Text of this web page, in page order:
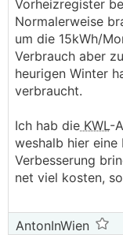
Vorheizregister
Normalerweise
um die 15kWh/
Verbrauch aber
heurigen Winter
verbraucht.
Ich hab die KWL-
weshalb hier
Verbesserung
net viel kosten,
AntonInWien